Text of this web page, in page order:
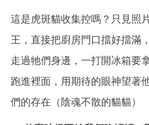
這是虎斑貓收集控嗎？只見照
王，直接把廚房門口擋好擋滿
走過牠們身邊，一打開冰箱要
跑進裡面，用期待的眼神望著
們的存在（陰魂不散的貓貓）